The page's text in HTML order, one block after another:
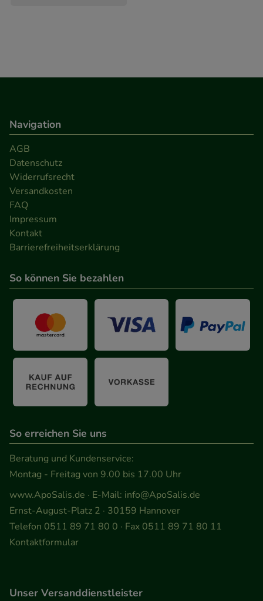
Informationen über die Art und Weise der Nutzung
unserer Website sammeln, mit deren Hilfe wir
unsere Website weiter für Sie optimieren können,
den Inhalt auf unserer Website aber auch die
Werbung auf Drittseiten möglichst relevant für Sie
zu gestalten. Bitte beachten Sie, dass Daten hierfür
teilweise an Dritte wie z.B. Google oder soziale
Medien übertragen werden.
Navigation
AGB
Datenschutz
Widerrufsrecht
Versandkosten
FAQ
Impressum
Kontakt
Barrierefreiheitserklärung
So können Sie bezahlen
So erreichen Sie uns
Beratung und Kundenservice:
Montag - Freitag von 9.00 bis 17.00 Uhr
www.ApoSalis.de · E-Mail: info@ApoSalis.de
Ernst-August-Platz 2 · 30159 Hannover
Telefon 0511 89 71 80 0 · Fax 0511 89 71 80 11
Kontaktformular
Unser Versanddienstleister